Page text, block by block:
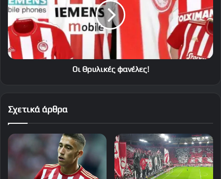
Οι Θρυλικές φανέλες!
Σχετικά άρθρα